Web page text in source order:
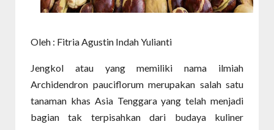
Oleh : Fitria Agustin Indah Yulianti
Jengkol atau yang memiliki nama ilmiah
Archidendron pauciflorum merupakan salah satu
tanaman khas Asia Tenggara yang telah menjadi
bagian tak terpisahkan dari budaya kuliner